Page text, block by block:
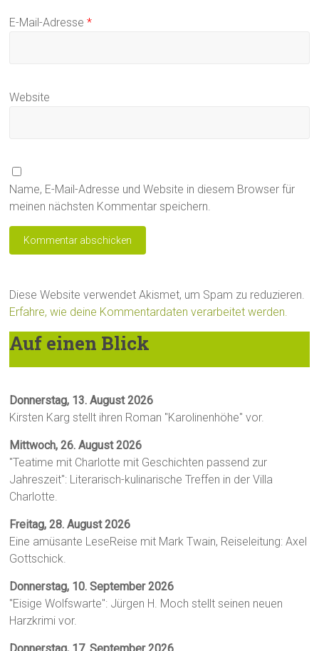
E-Mail-Adresse*
Website
Name, E-Mail-Adresse und Website in diesem Browser für
meinen nächsten Kommentar speichern.
Diese Website verwendet Akismet, um Spam zu reduzieren.
Erfahre, wie deine Kommentardaten verarbeitet werden.
Auf einen Blick
Donnerstag, 13. August 2026
Kirsten Karg stellt ihren Roman "Karolinenhöhe" vor.
Mittwoch, 26. August 2026
"Teatime mit Charlotte mit Geschichten passend zur
Jahreszeit": Literarisch-kulinarische Treffen in der Villa
Charlotte.
Freitag, 28. August 2026
Eine amüsante LeseReise mit Mark Twain, Reiseleitung: Axel
Gottschick.
Donnerstag, 10. September 2026
"Eisige Wolfswarte": Jürgen H. Moch stellt seinen neuen
Harzkrimi vor.